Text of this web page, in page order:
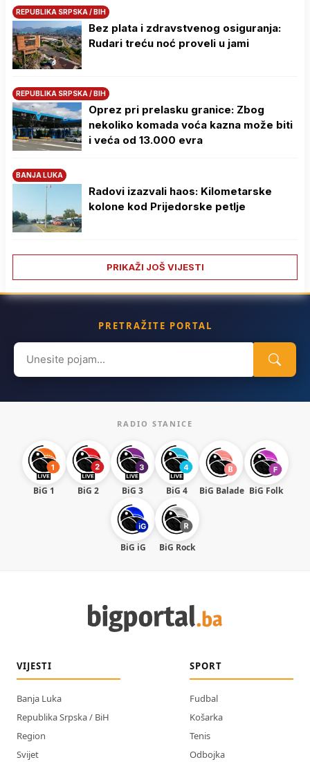
REPUBLIKA SRPSKA / BIH
Bez plata i zdravstvenog osiguranja:
Rudari treću noć proveli u jami
REPUBLIKA SRPSKA / BIH
Oprez pri prelasku granice: Zbog
nekoliko komada voća kazna može biti
i veća od 13.000 evra
BANJA LUKA
Radovi izazvali haos: Kilometarske
kolone kod Prijedorske petlje
PRIKAŽI JOŠ VIJESTI
PRETRAŽITE PORTAL
Search
for:
RADIO STANICE
BiG 1 BiG 2 BiG 3 BiG 4 BiG Balade BiG Folk
BiG iG BiG Rock
VIJESTI
Banja Luka
Republika Srpska / BiH
Region
Svijet
SPORT
Fudbal
Košarka
Tenis
Odbojka